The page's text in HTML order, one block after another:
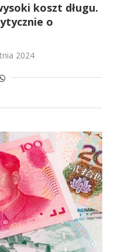
koszt długu.
o
2024